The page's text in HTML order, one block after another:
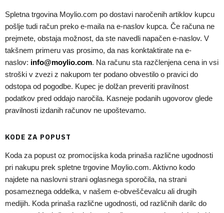
Spletna trgovina Moylio.com po dostavi naročenih artiklov kupcu
pošlje tudi račun preko e-maila na e-naslov kupca. Če računa ne
prejmete, obstaja možnost, da ste navedli napačen e-naslov. V
takšnem primeru vas prosimo, da nas konktaktirate na e-
naslov: info@moylio.com. Na računu sta razčlenjena cena in vsi
stroški v zvezi z nakupom ter podano obvestilo o pravici do
odstopa od pogodbe. Kupec je dolžan preveriti pravilnost
podatkov pred oddajo naročila. Kasneje podanih ugovorov glede
pravilnosti izdanih računov ne upoštevamo.
KODE ZA POPUST
Koda za popust oz promocijska koda prinaša različne ugodnosti
pri nakupu prek spletne trgovine Moylio.com. Aktivno kodo
najdete na naslovni strani oglasnega sporočila, na strani
posameznega oddelka, v našem e-obveščevalcu ali drugih
medijih. Koda prinaša različne ugodnosti, od različnih darilc do